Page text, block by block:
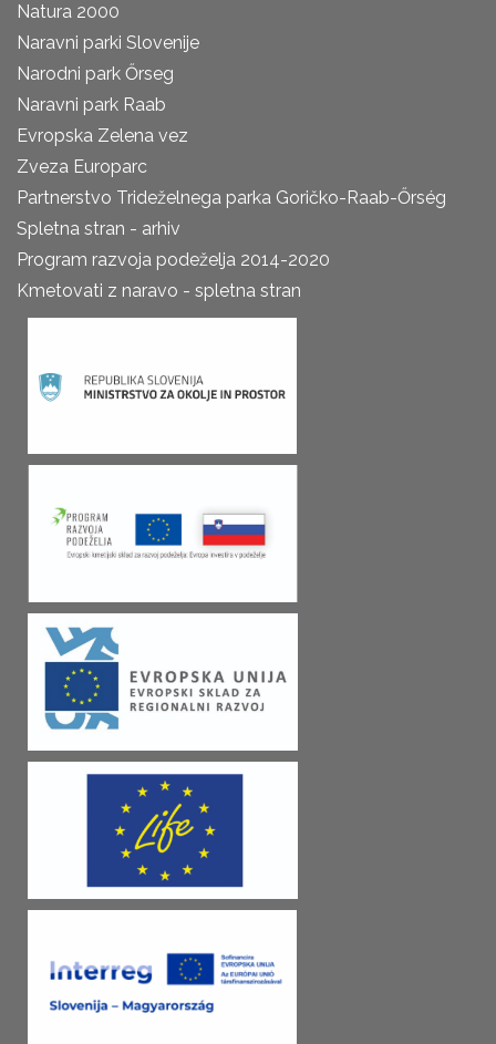
Natura 2000
Naravni parki Slovenije
Narodni park Őrseg
Naravni park Raab
Evropska Zelena vez
Zveza Europarc
Partnerstvo Trideželnega parka Goričko-Raab-Őrség
Spletna stran - arhiv
Program razvoja podeželja 2014-2020
Kmetovati z naravo - spletna stran